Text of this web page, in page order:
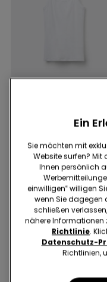
gerippter Baumwolle
11,99 €
Rabatt einlösen
Ein
Sie möchten mit
Website surfen? Mit
Ihnen persönlich
einwilligen‟ willigen
wenn Sie dagegen
schließen
nähere Informationen
Richtlinie.
Datenschutz-
Richtlinien,